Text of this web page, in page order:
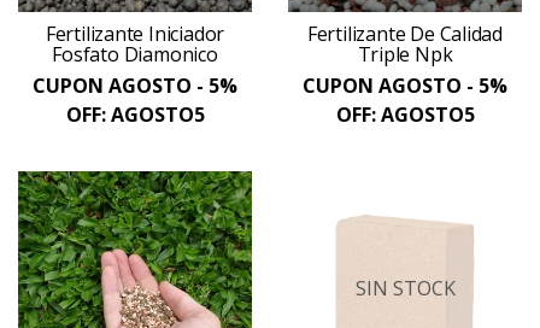
Fertilizante Iniciador
Fosfato Diamonico
CUPON AGOSTO - 5%
OFF: AGOSTO5
Fertilizante De Calidad
Triple Npk
CUPON AGOSTO - 5%
OFF: AGOSTO5
SIN STOCK